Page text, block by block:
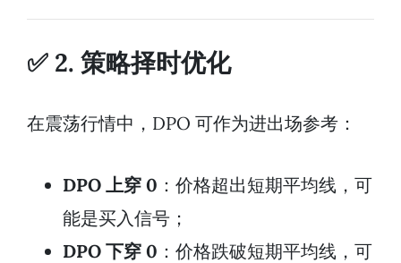
✅ 2. 策略择时优化
在震荡行情中，DPO 可作为进出场参考：
DPO 上穿 0 ：价格超出短期平均线，可
能是买入信号；
DPO 下穿 0 ：价格跌破短期平均线，可